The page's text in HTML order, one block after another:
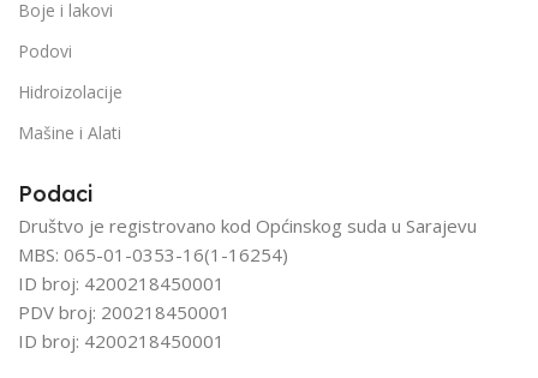
Boje i lakovi
Podovi
Hidroizolacije
Mašine i Alati
Podaci
Društvo je registrovano kod Općinskog suda u Sarajevu
MBS: 065-01-0353-16(1-16254)
ID broj: 4200218450001
PDV broj: 200218450001
ID broj: 4200218450001